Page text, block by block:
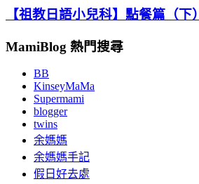
【祖教日語小兒科】點餐篇（下）
MamiBlog 熱門搜尋
BB
KinseyMaMa
Supermami
blogger
twins
余媽媽
余媽媽手記
假日好去處